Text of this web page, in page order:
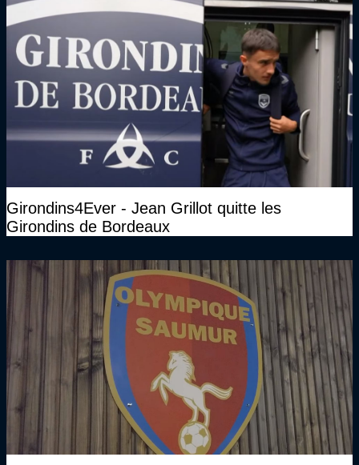
Girondins4Ever - Jean Grillot quitte les
Girondins de Bordeaux